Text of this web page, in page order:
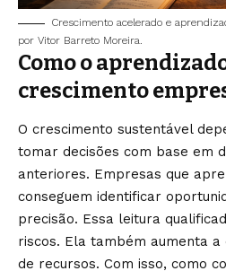
Crescimento acelerado e
por Vitor Barreto Moreira.
Como o
crescimento
O crescimento sustentável
tomar decisões com base em
anteriores. Empresas que
conseguem identificar
precisão. Essa leitura
riscos. Ela também aumenta a
de recursos. Com isso, como